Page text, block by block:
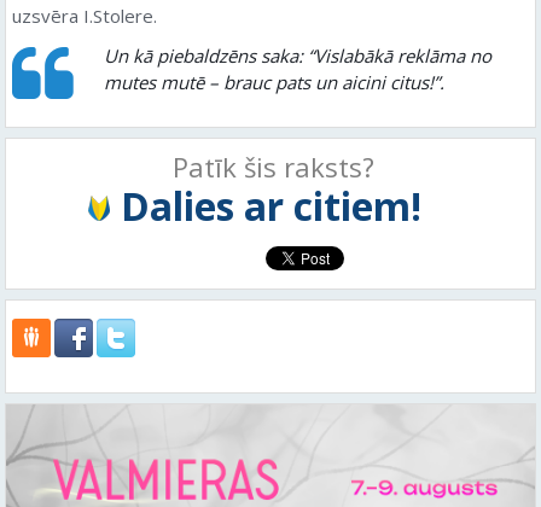
uzsvēra I.Stolere.
Un kā piebaldzēns saka: “Vislabākā reklāma no
mutes mutē – brauc pats un aicini citus!”.
Patīk šis raksts?
Dalies ar citiem!